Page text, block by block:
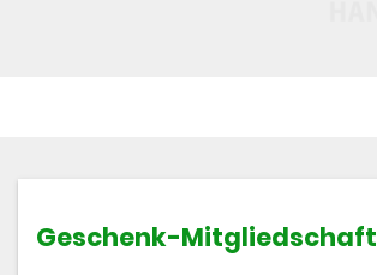
Geschenk-Mitgliedschaft